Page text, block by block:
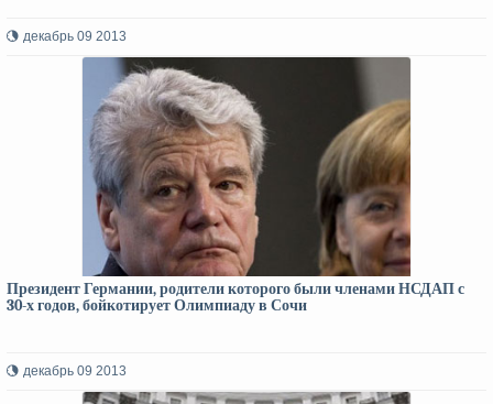
декабрь 09 2013
Президент Германии, родители которого были членами НСДАП с
30-х годов, бойкотирует Олимпиаду в Сочи
декабрь 09 2013